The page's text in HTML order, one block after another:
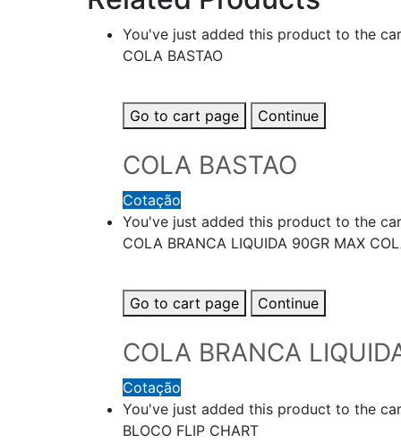
You've just added this product to the
COLA BASTAO
Go to cart page Continue
COLA BASTAO
Cotação
You've just added this product to the
COLA BRANCA LIQUIDA 90GR MAX
Go to cart page Continue
COLA BRANCA
Cotação
You've just added this product to the
BLOCO FLIP CHART